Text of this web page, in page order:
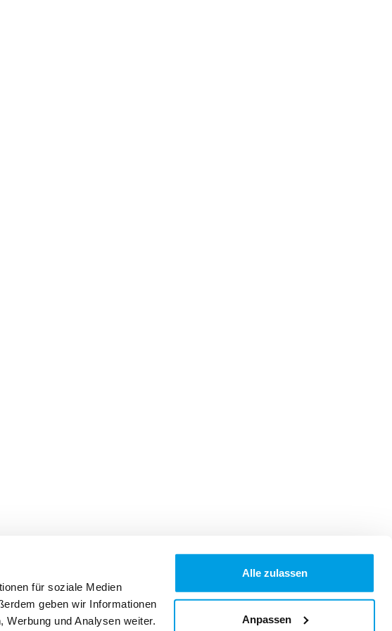
für soziale Medien
geben wir Informationen
und Analysen weiter.
Alle zulassen
Anpassen